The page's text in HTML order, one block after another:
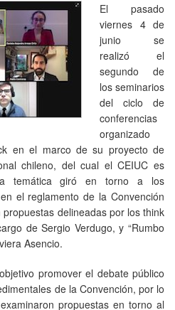
El pasado
viernes 4 de
junio se
realizó el
segundo de
los seminarios
del ciclo de
conferencias
organizado
en el marco de su proyecto de
chileno, del cual el CEIUC es
temática giró en torno a los
el reglamento de la Convención
delineadas por los think
de Sergio Verdugo, y “Rumbo
Asencio.
promover el debate público
de la Convención, por lo
propuestas en torno al